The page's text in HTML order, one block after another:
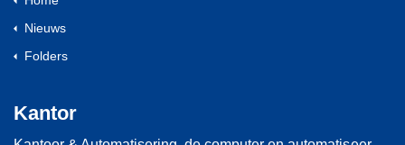
Nieuws
Folders
Kantor